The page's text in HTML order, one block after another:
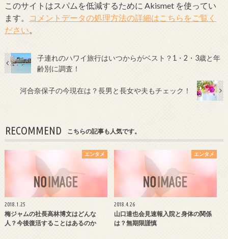
このサイトはスパムを低減するために Akismet を使ってい
ます。
コメントデータの処理方法の詳細はこちらをご覧く
ださい。
子連れのハワイ旅行はいつからがベスト？1・2・3歳と年
齢別に調査！
河合奈保子の今現在は？長男と長女や夫もチェック！
RECOMMEND こちらの記事も人気です。
エンタメ
2018.1.25
梅ジャムの社長高林博文はどんな
人？今後復活することはあるのか
エンタメ
2018.4.26
山口達也会見速報入院と身体の関係
は？無期限謹慎